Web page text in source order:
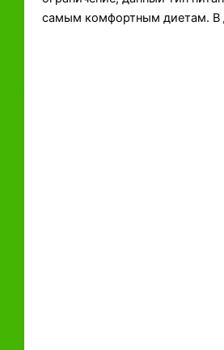
самым комфортным диетам. В